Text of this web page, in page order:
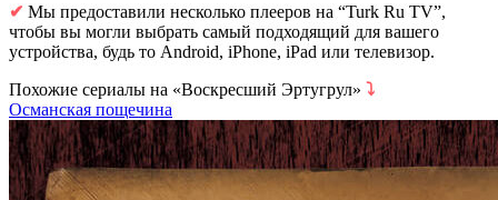
✔ Мы предоставили несколько плееров на “Turk Ru TV”,
чтобы вы могли выбрать самый подходящий для вашего
устройства, будь то Android, iPhone, iPad или телевизор.
Похожие сериалы на «Воскресший Эртугрул» ⤵
Османская пощечина